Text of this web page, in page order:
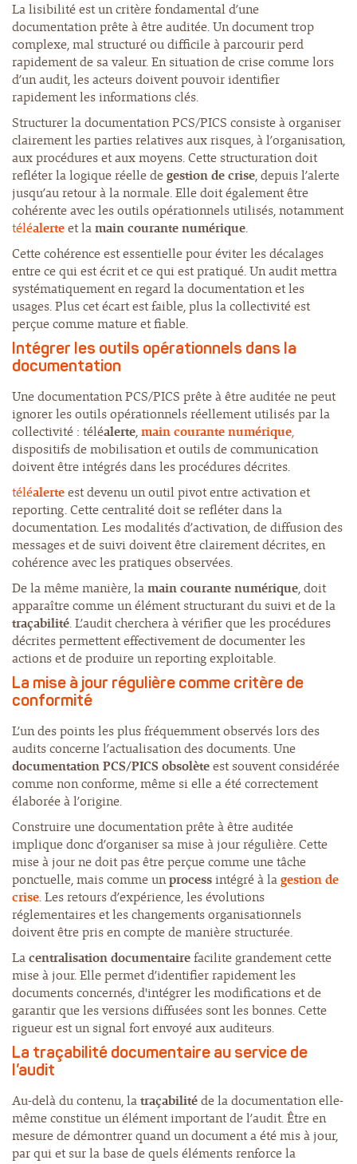
La lisibilité est un critère fondamental d’une
documentation prête à être auditée. Un document trop
complexe, mal structuré ou difficile à parcourir perd
rapidement de sa valeur. En situation de crise comme lors
d’un audit, les acteurs doivent pouvoir identifier
rapidement les informations clés.
Structurer la documentation PCS/PICS consiste à organiser
clairement les parties relatives aux risques, à l’organisation,
aux procédures et aux moyens. Cette structuration doit
refléter la logique réelle degestion de crise, depuis l’alerte
jusqu’au retour à la normale. Elle doit également être
cohérente avec les outils opérationnels utilisés, notamment
téléalerteet lamain courante numérique.
Cette cohérence est essentielle pour éviter les décalages
entre ce qui est écrit et ce qui est pratiqué. Un audit mettra
systématiquement en regard la documentation et les
usages. Plus cet écart est faible, plus la collectivité est
perçue comme mature et fiable.
Intégrer les outils opérationnels dans la
documentation
Une documentation PCS/PICS prête à être auditée ne peut
ignorer les outils opérationnels réellement utilisés par la
collectivité : téléalerte,main courante numérique,
dispositifs de mobilisation et outils de communication
doivent être intégrés dans les procédures décrites.
téléalerteest devenu un outil pivot entre activation et
reporting. Cette centralité doit se refléter dans la
documentation. Les modalités d’activation, de diffusion des
messages et de suivi doivent être clairement décrites, en
cohérence avec les pratiques observées.
De la même manière, lamain courante numérique, doit
apparaître comme un élément structurant du suivi et de la
traçabilité. L’audit cherchera à vérifier que les procédures
décrites permettent effectivement de documenter les
actions et de produire un reporting exploitable.
La mise à jour régulière comme critère de
conformité
L’un des points les plus fréquemment observés lors des
audits concerne l’actualisation des documents. Une
documentation PCS/PICS obsolèteest souvent considérée
comme non conforme, même si elle a été correctement
élaborée à l’origine.
Construire une documentation prête à être auditée
implique donc d’organiser sa mise à jour régulière. Cette
mise à jour ne doit pas être perçue comme une tâche
ponctuelle, mais comme unprocessintégré à lagestion de
crise. Les retours d’expérience, les évolutions
réglementaires et les changements organisationnels
doivent être pris en compte de manière structurée.
Lacentralisation documentairefacilite grandement cette
mise à jour. Elle permet d’identifier rapidement les
documents concernés, d'intégrer les modifications et de
garantir que les versions diffusées sont les bonnes. Cette
rigueur est un signal fort envoyé aux auditeurs.
La traçabilité documentaire au service de
l’audit
Au-delà du contenu, latraçabilitéde la documentation elle-
même constitue un élément important de l’audit. Être en
mesure de démontrer quand un document a été mis à jour,
par qui et sur la base de quels éléments renforce la